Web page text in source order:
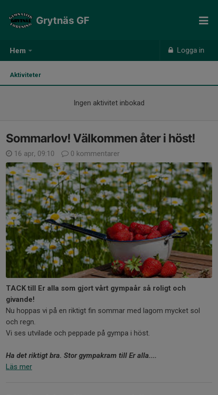
Hem Logga in
Grytnäs GF
Aktiviteter
Ingen aktivitet inbokad
Sommarlov! Välkommen åter i höst!
16 apr, 09:10 0 kommentarer
TACK till Er alla som gjort vårt gympaår så roligt och
givande!
Nu hoppas vi på en riktigt fin sommar med lagom mycket sol
och regn.
Vi ses utvilade och peppade på gympa i höst.
Ha det riktigt bra. Stor gympakram till Er alla....
Läs mer